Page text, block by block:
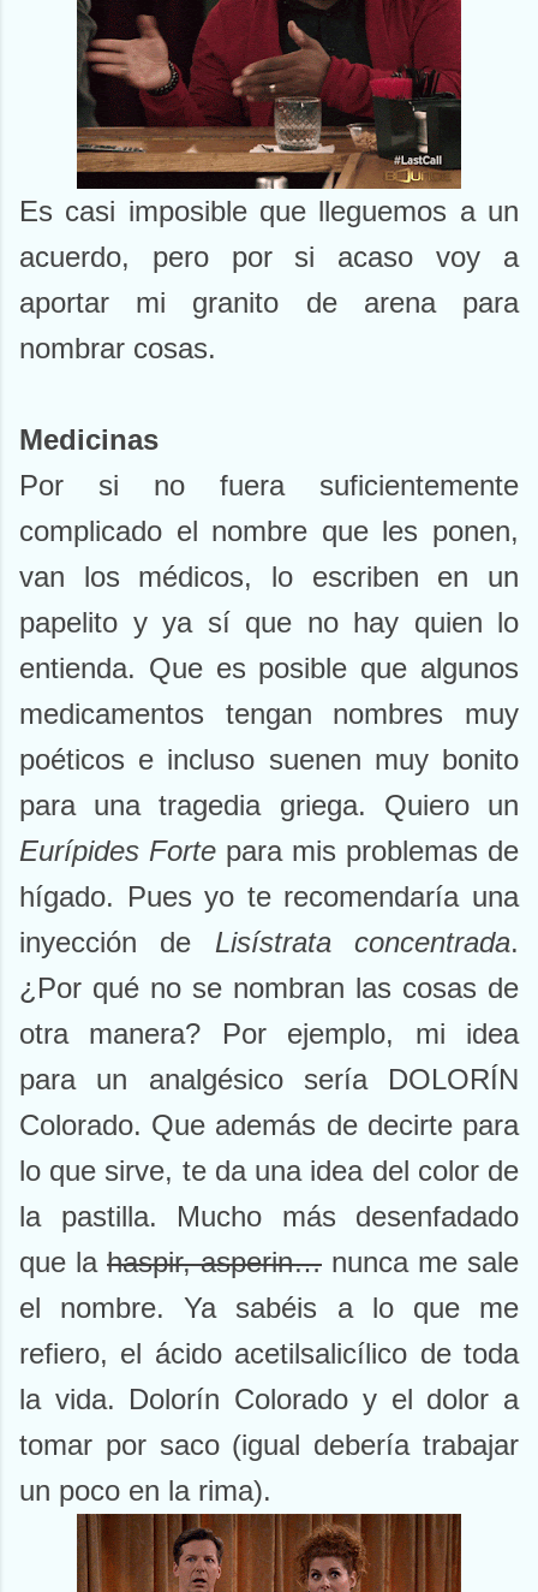
Es casi imposible que lleguemos a un
acuerdo, pero por si acaso voy a
aportar mi granito de arena para
nombrar cosas.
Medicinas
Por si no fuera suficientemente
complicado el nombre que les ponen,
van los médicos, lo escriben en un
papelito y ya sí que no hay quien lo
entienda. Que es posible que algunos
medicamentos tengan nombres muy
poéticos e incluso suenen muy bonito
para una tragedia griega. Quiero un
Eurípides Forte para mis problemas de
hígado. Pues yo te recomendaría una
inyección de Lisístrata concentrada.
¿Por qué no se nombran las cosas de
otra manera? Por ejemplo, mi idea
para un analgésico sería DOLORÍN
Colorado. Que además de decirte para
lo que sirve, te da una idea del color de
la pastilla. Mucho más desenfadado
que la haspir, asperin… nunca me sale
el nombre. Ya sabéis a lo que me
refiero, el ácido acetilsalicílico de toda
la vida. Dolorín Colorado y el dolor a
tomar por saco (igual debería trabajar
un poco en la rima).